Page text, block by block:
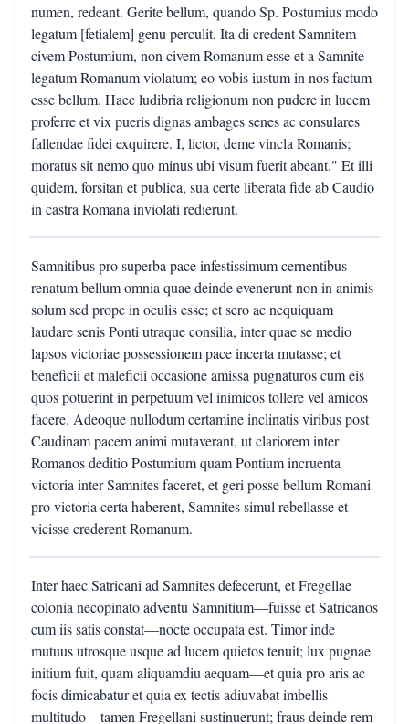
numen, redeant. Gerite bellum, quando Sp. Postumius modo
legatum [fetialem] genu perculit. Ita di credent Samnitem
civem Postumium, non civem Romanum esse et a Samnite
legatum Romanum violatum; eo vobis iustum in nos factum
esse bellum. Haec ludibria religionum non pudere in lucem
proferre et vix pueris dignas ambages senes ac consulares
fallendae fidei exquirere. I, lictor, deme vincla Romanis;
moratus sit nemo quo minus ubi visum fuerit abeant." Et illi
quidem, forsitan et publica, sua certe liberata fide ab Caudio
in castra Romana inviolati redierunt.
Samnitibus pro superba pace infestissimum cernentibus
renatum bellum omnia quae deinde evenerunt non in animis
solum sed prope in oculis esse; et sero ac nequiquam
laudare senis Ponti utraque consilia, inter quae se medio
lapsos victoriae possessionem pace incerta mutasse; et
beneficii et maleficii occasione amissa pugnaturos cum eis
quos potuerint in perpetuum vel inimicos tollere vel amicos
facere. Adeoque nullodum certamine inclinatis viribus post
Caudinam pacem animi mutaverant, ut clariorem inter
Romanos deditio Postumium quam Pontium incruenta
victoria inter Samnites faceret, et geri posse bellum Romani
pro victoria certa haberent, Samnites simul rebellasse et
vicisse crederent Romanum.
Inter haec Satricani ad Samnites defecerunt, et Fregellae
colonia necopinato adventu Samnitium—fuisse et Satricanos
cum iis satis constat—nocte occupata est. Timor inde
mutuus utrosque usque ad lucem quietos tenuit; lux pugnae
initium fuit, quam aliquamdiu aequam—et quia pro aris ac
focis dimicabatur et quia ex tectis adiuvabat imbellis
multitudo—tamen Fregellani sustinuerunt; fraus deinde rem